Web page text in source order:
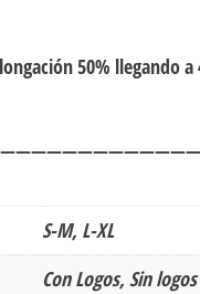
50% llegando
S-M, L-XL
Con Logos, Sin logos